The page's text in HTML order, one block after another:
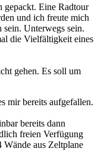
gepackt. Eine Radtour
und ich freute mich
sein. Unterwegs sein.
die Vielfältigkeit eines
gehen. Es soll um
mir bereits aufgefallen.
bereits dann
freien Verfügung
Wände aus Zeltplane